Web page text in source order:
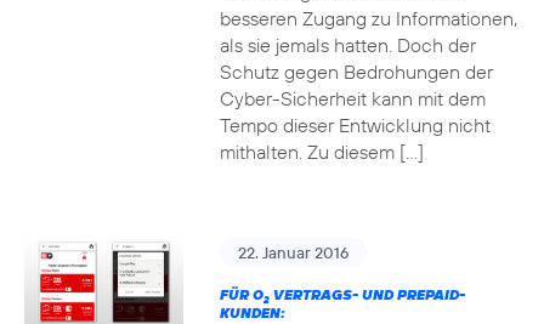
besseren Zugang zu Informationen,
als sie jemals hatten. Doch der
Schutz gegen Bedrohungen der
Cyber-Sicherheit kann mit dem
Tempo dieser Entwicklung nicht
mithalten. Zu diesem […]
22. Januar 2016
FÜR O2VERTRAGS- UND PREPAID-
KUNDEN: